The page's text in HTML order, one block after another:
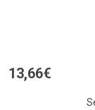
13,66€